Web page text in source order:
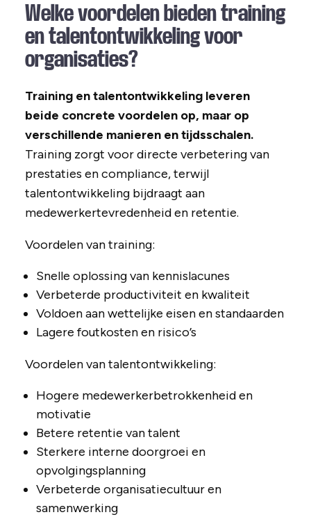
Welke voordelen bieden training
en talentontwikkeling voor
organisaties?
Training en talentontwikkeling leveren
beide concrete voordelen op, maar op
verschillende manieren en tijdsschalen.
Training zorgt voor directe verbetering van
prestaties en compliance, terwijl
talentontwikkeling bijdraagt aan
medewerkertevredenheid en retentie.
Voordelen van training:
Snelle oplossing van kennislacunes
Verbeterde productiviteit en kwaliteit
Voldoen aan wettelijke eisen en standaarden
Lagere foutkosten en risico’s
Voordelen van talentontwikkeling:
Hogere medewerkerbetrokkenheid en
motivatie
Betere retentie van talent
Sterkere interne doorgroei en
opvolgingsplanning
Verbeterde organisatiecultuur en
samenwerking